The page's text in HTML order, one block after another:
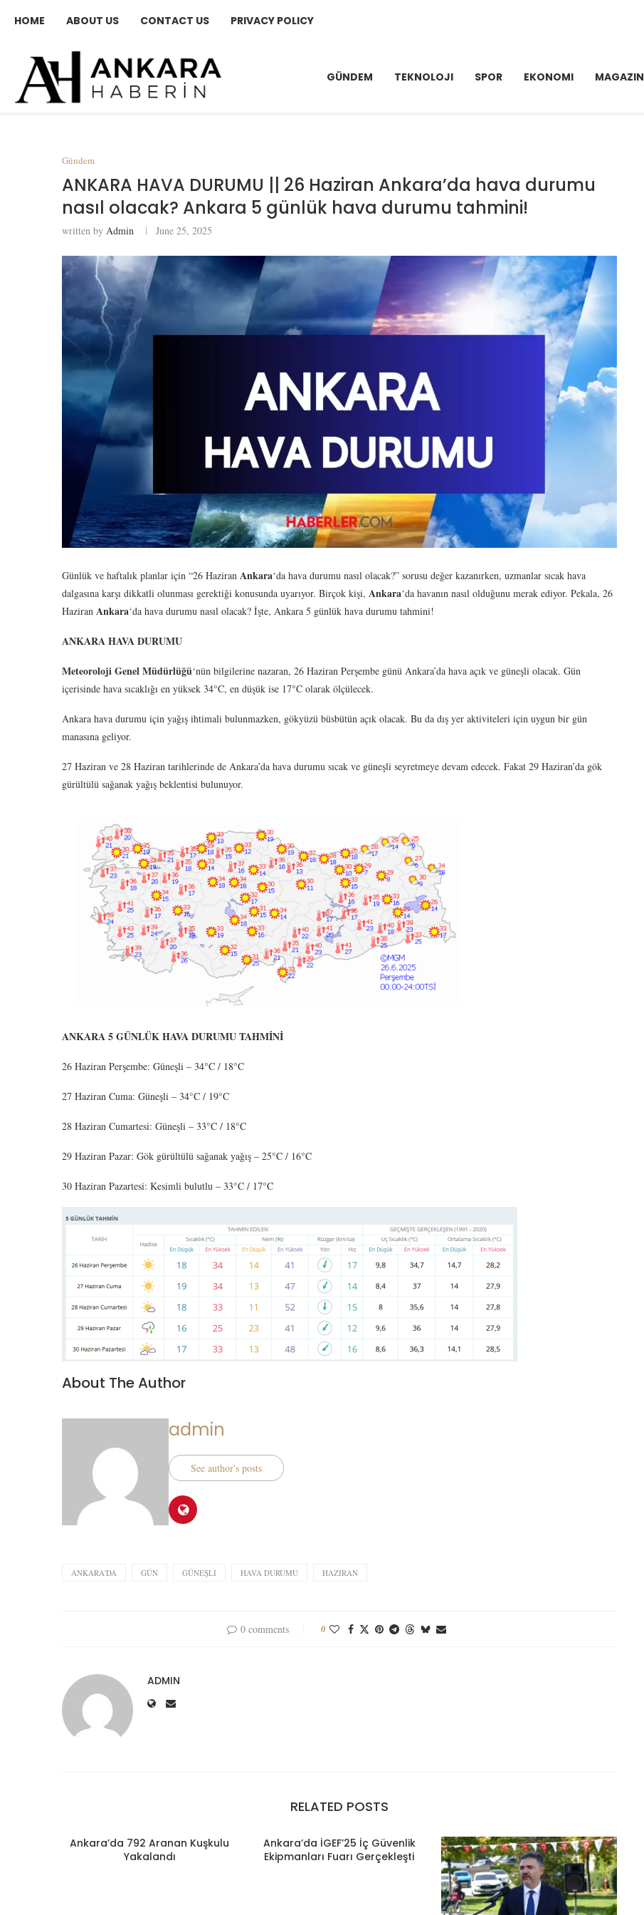
HOME ABOUT US CONTACT US PRIVACY POLICY
GÜNDEM TEKNOLOJI SPOR EKONOMI MAGAZIN
Gündem
ANKARA HAVA DURUMU || 26 Haziran Ankara’da hava durumu
nasıl olacak? Ankara 5 günlük hava durumu tahmini!
written by Admin June 25, 2025
Günlük ve haftalık planlar için “26 Haziran Ankara‘da hava durumu nasıl olacak?” sorusu değer kazanırken, uzmanlar sıcak hava
dalgasına karşı dikkatli olunması gerektiği konusunda uyarıyor. Birçok kişi, Ankara‘da havanın nasıl olduğunu merak ediyor. Pekala, 26
Haziran Ankara‘da hava durumu nasıl olacak? İşte, Ankara 5 günlük hava durumu tahmini!
ANKARA HAVA DURUMU
Meteoroloji Genel Müdürlüğü‘nün bilgilerine nazaran, 26 Haziran Perşembe günü Ankara’da hava açık ve güneşli olacak. Gün
içerisinde hava sıcaklığı en yüksek 34°C, en düşük ise 17°C olarak ölçülecek.
Ankara hava durumu için yağış ihtimali bulunmazken, gökyüzü büsbütün açık olacak. Bu da dış yer aktiviteleri için uygun bir gün
manasına geliyor.
27 Haziran ve 28 Haziran tarihlerinde de Ankara’da hava durumu sıcak ve güneşli seyretmeye devam edecek. Fakat 29 Haziran’da gök
gürültülü sağanak yağış beklentisi bulunuyor.
ANKARA 5 GÜNLÜK HAVA DURUMU TAHMİNİ
26 Haziran Perşembe: Güneşli – 34°C / 18°C
27 Haziran Cuma: Güneşli – 34°C / 19°C
28 Haziran Cumartesi: Güneşli – 33°C / 18°C
29 Haziran Pazar: Gök gürültülü sağanak yağış – 25°C / 16°C
30 Haziran Pazartesi: Kesimli bulutlu – 33°C / 17°C
About The Author
admin
See author's posts
ANKARA'DA GÜN GÜNEŞLI HAVA DURUMU HAZIRAN
0 comments 0
ADMIN
RELATED POSTS
Ankara’da 792 Aranan Kuşkulu
Yakalandı
Ankara’da İGEF’25 İç Güvenlik
Ekipmanları Fuarı Gerçekleşti